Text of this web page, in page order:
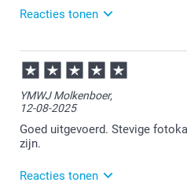
Reacties tonen
30-12-2025
11:08
Heel veel plezier van je
Wij nemen je feedback
YMWJ Molkenboer,
12-08-2025
Goed uitgevoerd. Stevige
zijn.
Reacties tonen